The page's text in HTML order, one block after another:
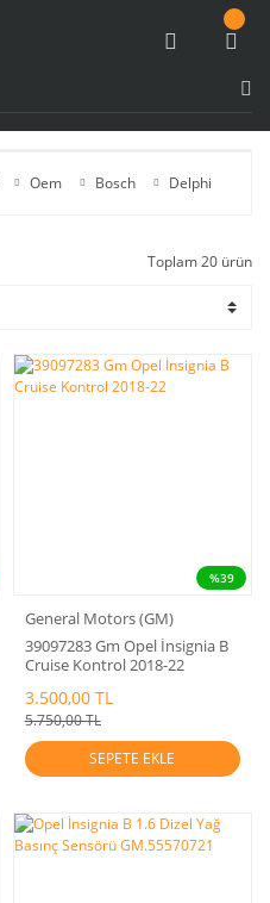
Oem Bosch Delphi
Toplam 20 ürün
%39
General Motors (GM)
39097283 Gm Opel İnsignia B
Cruise Kontrol 2018-22
3.500,00 TL
5.750,00 TL
SEPETE EKLE